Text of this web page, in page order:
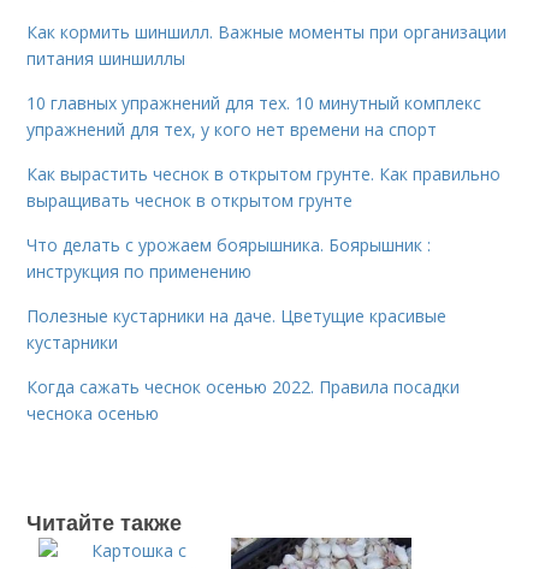
Как кормить шиншилл. Важные моменты при организации
питания шиншиллы
10 главных упражнений для тех. 10 минутный комплекс
упражнений для тех, у кого нет времени на спорт
Как вырастить чеснок в открытом грунте. Как правильно
выращивать чеснок в открытом грунте
Что делать с урожаем боярышника. Боярышник :
инструкция по применению
Полезные кустарники на даче. Цветущие красивые
кустарники
Когда сажать чеснок осенью 2022. Правила посадки
чеснока осенью
Читайте также